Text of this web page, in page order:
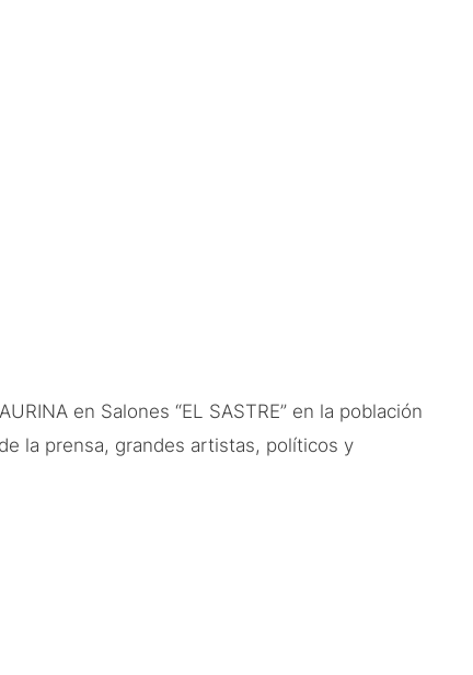
en Salones “EL SASTRE” en la población
la prensa, grandes artistas, políticos y